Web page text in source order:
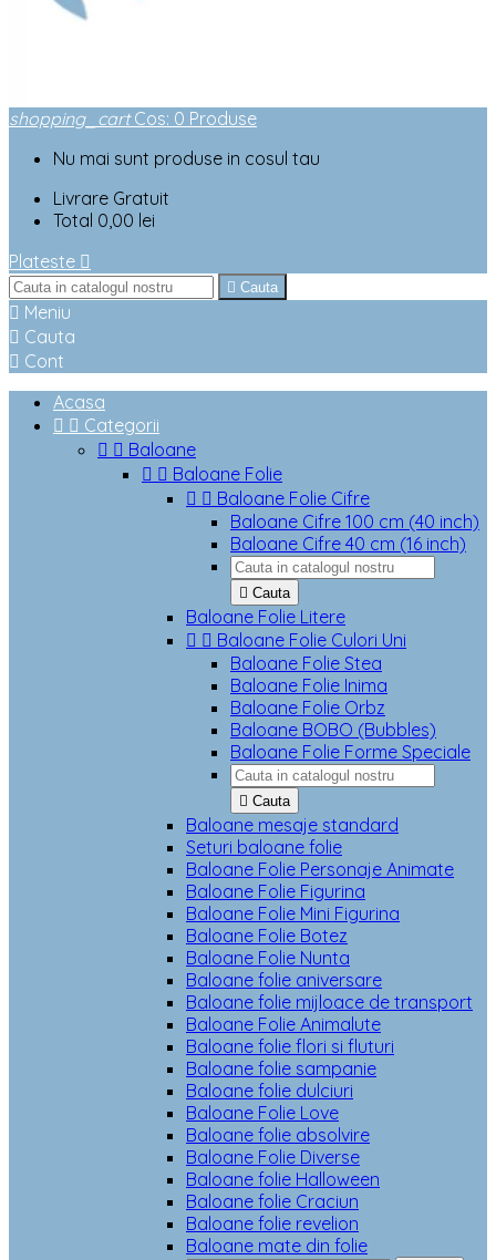
shopping_cart Cos: 0 Produse
Nu mai sunt produse in cosul tau
Livrare Gratuit
Total 0,00 lei
Plateste 
 Cauta
 Meniu
 Cauta
 Cont
Acasa
  Categorii
  Baloane
  Baloane Folie
  Baloane Folie Cifre
Baloane Cifre 100 cm (40 inch)
Baloane Cifre 40 cm (16 inch)
 Cauta
Baloane Folie Litere
  Baloane Folie Culori Uni
Baloane Folie Stea
Baloane Folie Inima
Baloane Folie Orbz
Baloane BOBO (Bubbles)
Baloane Folie Forme Speciale
 Cauta
Baloane mesaje standard
Seturi baloane folie
Baloane Folie Personaje Animate
Baloane Folie Figurina
Baloane Folie Mini Figurina
Baloane Folie Botez
Baloane Folie Nunta
Baloane folie aniversare
Baloane folie mijloace de transport
Baloane Folie Animalute
Baloane folie flori si fluturi
Baloane folie sampanie
Baloane folie dulciuri
Baloane Folie Love
Baloane folie absolvire
Baloane Folie Diverse
Baloane folie Halloween
Baloane folie Craciun
Baloane folie revelion
Baloane mate din folie